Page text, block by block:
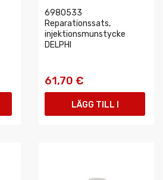
6980533
Reparationssats,
injektionsmunstycke
DELPHI
61,70 €
LÄGG TILL I